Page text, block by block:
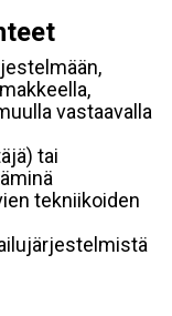
vastaavalla
tai
tekniikoiden